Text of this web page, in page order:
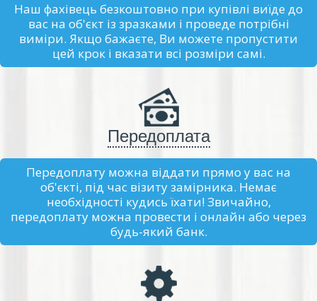
Наш фахівець безкоштовно при купівлі виїде до
вас на об'єкт із зразками і проведе потрібні
виміри. Якщо бажаєте, Ви можете пропустити
цей крок і вказати всі розміри самі.
Передоплата
Передоплату можна віддати прямо у вас на
об'єкті, під час візиту замірника. Немає
необхідності кудись їхати! Звичайно,
передоплату можна провести і онлайн або через
будь-який банк.